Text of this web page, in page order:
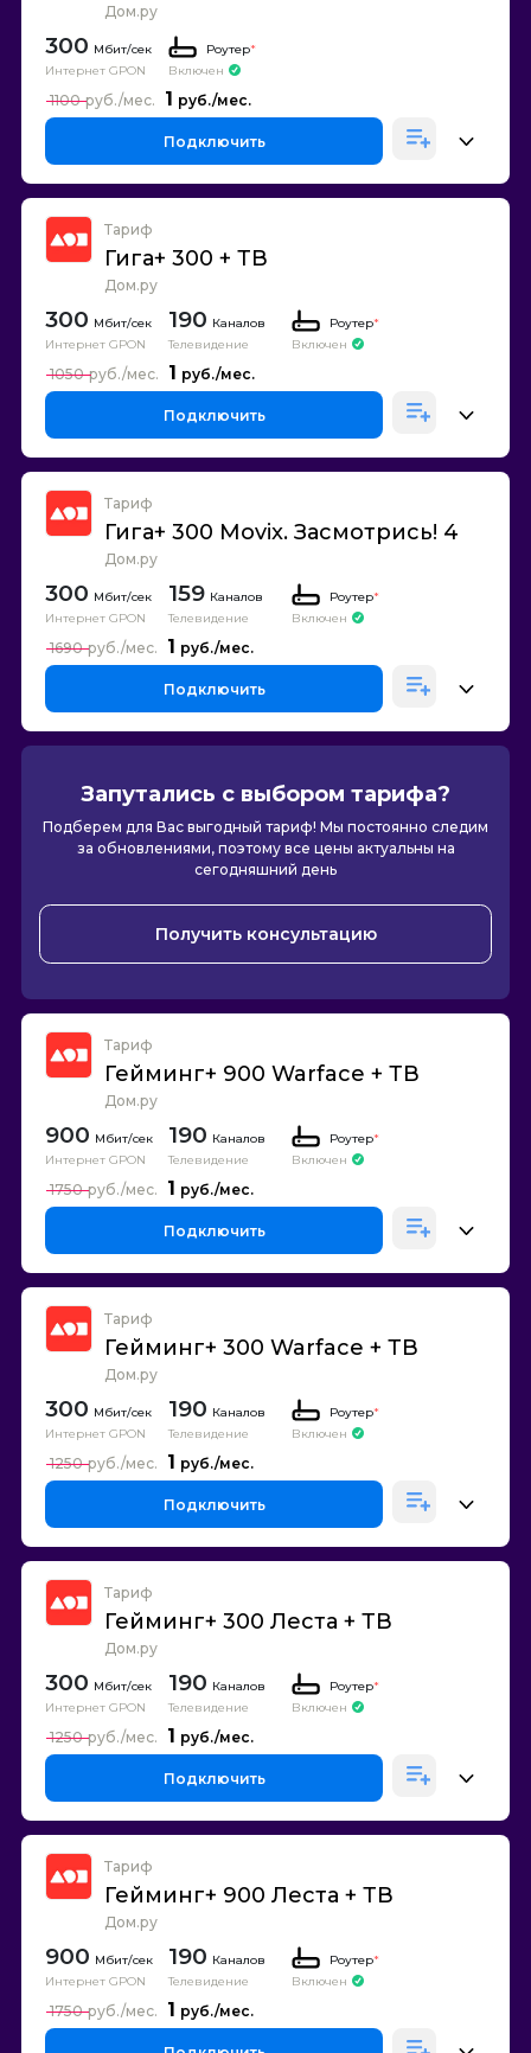
Дом.ру
300
Интернет GPON
Роутер*
Включен
1
1100
Подключить
Тариф
Гига+ 300 + ТВ
Дом.ру
300
Интернет GPON
190 Каналов
Телевидение
Роутер*
Включен
1
1050
Подключить
Тариф
Гига+ 300 Movix. Засмотрись! 4
Дом.ру
300
Интернет GPON
159 Каналов
Телевидение
Роутер*
Включен
1
1690
Подключить
Запутались с выбором тарифа?
Подберем для Вас выгодный тариф! Мы постоянно следим
за обновлениями, поэтому все цены актуальны на
сегодняшний день
Получить консультацию
Тариф
Гейминг+ 900 Warface + ТВ
Дом.ру
900
Интернет GPON
190 Каналов
Телевидение
Роутер*
Включен
1
1750
Подключить
Тариф
Гейминг+ 300 Warface + ТВ
Дом.ру
300
Интернет GPON
190 Каналов
Телевидение
Роутер*
Включен
1
1250
Подключить
Тариф
Гейминг+ 300 Леста + ТВ
Дом.ру
300
Интернет GPON
190 Каналов
Телевидение
Роутер*
Включен
1
1250
Подключить
Тариф
Гейминг+ 900 Леста + ТВ
Дом.ру
900
Интернет GPON
190 Каналов
Телевидение
Роутер*
Включен
1
1750